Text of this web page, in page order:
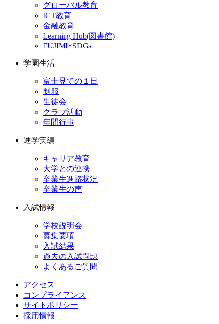
グローバル教育
ICT教育
金融教育
Learning Hub(図書館)
FUJIMI×SDGs
学園生活
富士見での１日
制服
生徒会
クラブ活動
年間行事
進学実績
キャリア教育
大学との連携
卒業生進路状況
卒業生の声
入試情報
学校説明会
募集要項
入試結果
過去の入試問題
よくあるご質問
アクセス
コンプライアンス
サイトポリシー
採用情報